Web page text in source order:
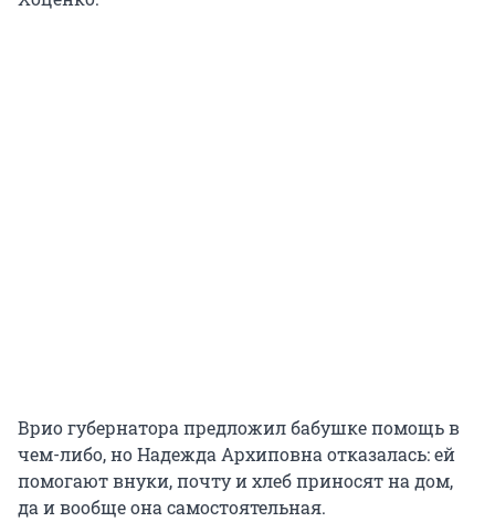
Врио губернатора предложил бабушке помощь в
чем-либо, но Надежда Архиповна отказалась: ей
помогают внуки, почту и хлеб приносят на дом,
да и вообще она самостоятельная.